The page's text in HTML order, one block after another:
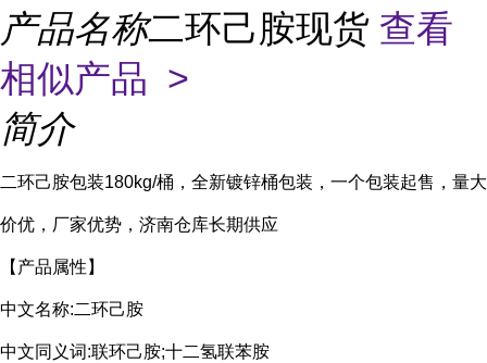
产品名称二环己胺现货 查看
相似产品 >
简介
二环己胺包装180kg/桶，全新镀锌桶包装，一个包装起售，量大
价优，厂家优势，济南仓库长期供应
【产品属性】
中文名称:二环己胺
中文同义词:联环己胺;十二氢联苯胺